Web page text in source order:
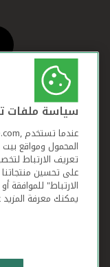
بيت التمويل
شروط وأحكام
سياسة ملفات
المحمول ومواقع
تعريف الارتباط
على تحسين
الارتباط" للموافقة
يمكنك معرفة